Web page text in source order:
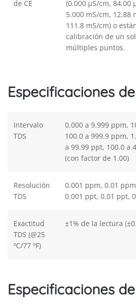
de CE
(0.000 µS/cm, 84.00
5.000 mS/cm, 12.88
111.8 mS/cm) o
calibración de un
múltiples puntos.
Especificaciones
Intervalo
TDS
0.000 a 9.999 ppm,
100.0 a 999.9 ppm,
a 99.99 ppt, 100.0 a
(con factor de 1.00)
Resolución
TDS
0.001 ppm, 0.01
0.001 ppt, 0.01 ppt,
Exactitud
TDS (@25
ºC/77 ºF)
±1% de la lectura
Especificaciones